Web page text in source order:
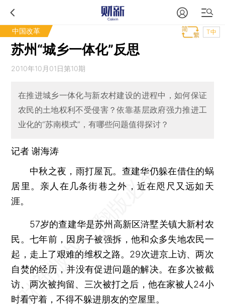
中国改革 T中
苏州“城乡一体化”反思
2010年10月01日第10期
在推进城乡一体化与新农村建设的进程中，如何保证
农民的土地权利不受侵害？依靠基层政府强力推进工
业化的“苏南模式”，有哪些问题值得探讨？
记者谢海涛
中秋之夜，雨打屋瓦。查建华仍躲在借住的蜗
居里。亲人在几条街巷之外，近在咫尺又远如天
涯。
57岁的查建华是苏州高新区浒墅关镇大新村农
民。七年前，因房子被强拆，他和众多失地农民一
起，走上了艰难的维权之路。29次进京上访、两次
自焚的经历，并没有促进问题的解决。在多次被截
访、两次被拘留、三次被打之后，他在家被人24小
时看守着，不得不躲进朋友的空屋里。